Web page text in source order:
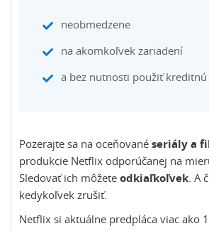
neobmedzene
na akomkoľvek zariadení
a bez nutnosti použiť kreditnú
Pozerajte sa na oceňované seriály a
produkcie Netflix odporúčanej na
Sledovať ich môžete odkiaľkoľvek. A
kedykoľvek zrušiť.
Netflix si aktuálne predpláca viac ako